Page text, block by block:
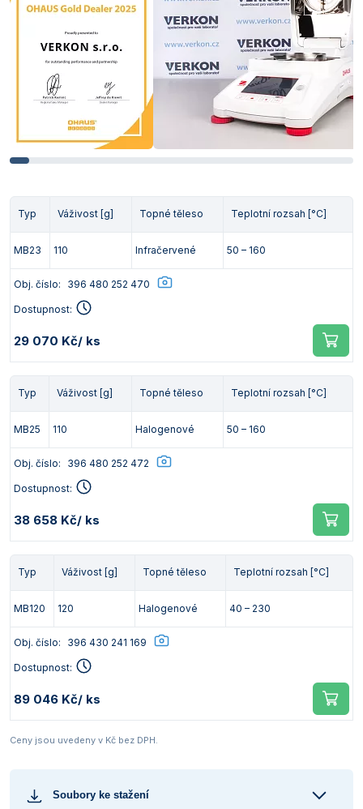
Typ Váživost [g] Topné těleso Teplotní rozsah [°C]
MB23 110 Infračervené 50 – 160
Obj. číslo: 396 480 252 470
Dostupnost:
29 070 Kč/ ks
Typ Váživost [g] Topné těleso Teplotní rozsah [°C]
MB25 110 Halogenové 50 – 160
Obj. číslo: 396 480 252 472
Dostupnost:
38 658 Kč/ ks
Typ Váživost [g] Topné těleso Teplotní rozsah [°C]
MB120 120 Halogenové 40 – 230
Obj. číslo: 396 430 241 169
Dostupnost:
89 046 Kč/ ks
Ceny jsou uvedeny v Kč bez DPH.
Soubory ke stažení